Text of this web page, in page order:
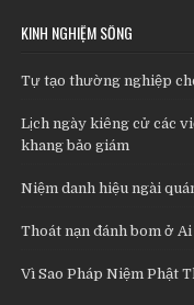
KINH NGHIỆM SỐNG
Tự tạo thường nghiệp
Lịch ngày kiêng cử các
khang bảo giám
Niệm danh hiệu ngài
Thoát nạn đánh bom ở
Vì Sao Pháp Niệm Phật